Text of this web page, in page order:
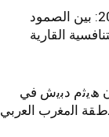
الاقتصاد التونسي 2025: بين الصمود
القارية
ھﯾﺛم دﺑﯾش ﻓﻲ
اﻟﻣﻐرب اﻟﻌرﺑﻲ